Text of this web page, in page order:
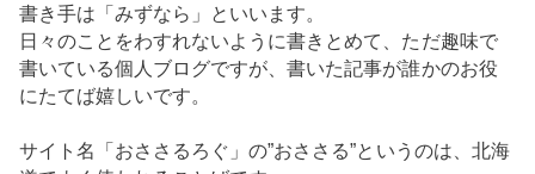
書き手は「みずなら」といいます。
日々のことをわすれないように書きとめて、ただ趣味で
書いている個人ブログですが、書いた記事が誰かのお役
にたてば嬉しいです。
サイト名「おささるろぐ」の”おささる”というのは、北海